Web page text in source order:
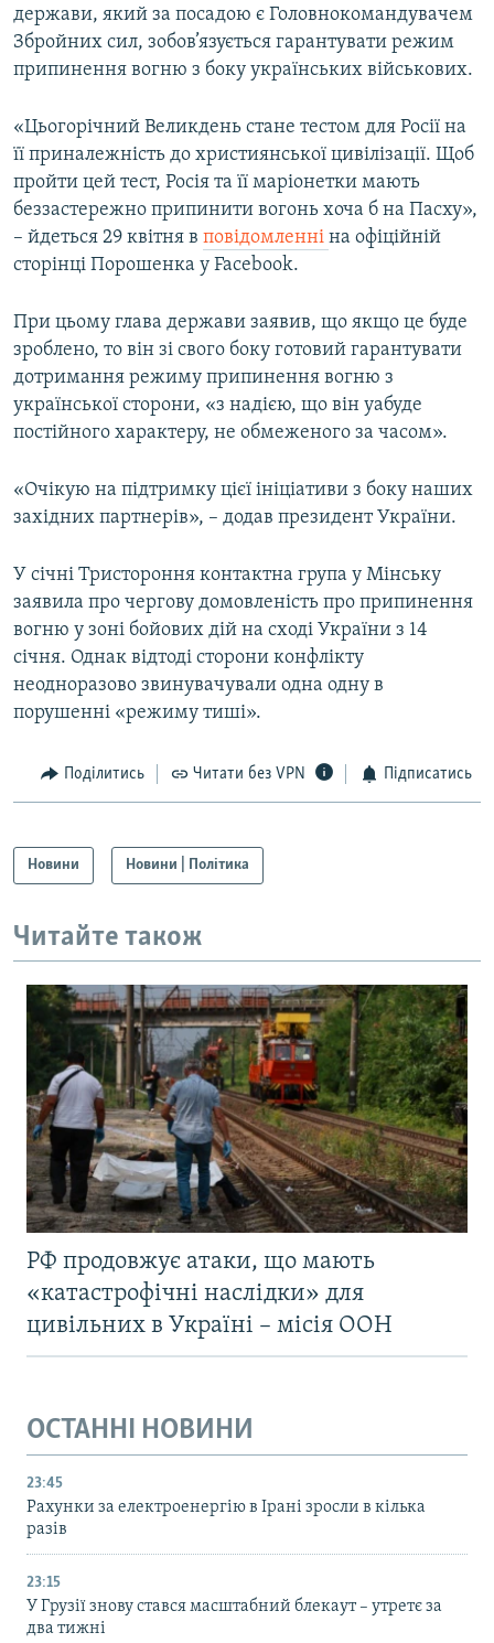
КТАТ
ДОЛУЧАЙСЯ!
Усі сайти RFE/RL
держави, який за посадою є Головнокомандувачем
Збройних сил, зобов’язується гарантувати режим
припинення вогню з боку українських військових.
«Цьогорічний Великдень стане тестом для Росії на
її приналежність до християнської цивілізації. Щоб
пройти цей тест, Росія та її маріонетки мають
беззастережно припинити вогонь хоча б на Пасху»,
– йдеться 29 квітня в повідомленні на офіційній
сторінці Порошенка у Facebook.
При цьому глава держави заявив, що якщо це буде
зроблено, то він зі свого боку готовий гарантувати
дотримання режиму припинення вогню з
української сторони, «з надією, що він yабуде
постійного характеру, не обмеженого за часом».
«Очікую на підтримку цієї ініціативи з боку наших
західних партнерів», – додав президент України.
У січні Тристороння контактна група у Мінську
заявила про чергову домовленість про припинення
вогню у зоні бойових дій на сході України з 14
січня. Однак відтоді сторони конфлікту
неодноразово звинувачували одна одну в
порушенні «режиму тиші».
Поділитись Читати без VPN Підписатись
Новини Новини | Політика
Читайте також
РФ продовжує атаки, що мають
«катастрофічні наслідки» для
цивільних в Україні – місія ООН
ОСТАННІ НОВИНИ
23:45
Рахунки за електроенергію в Ірані зросли в кілька
разів
23:15
У Грузії знову стався масштабний блекаут – утретє за
два тижні